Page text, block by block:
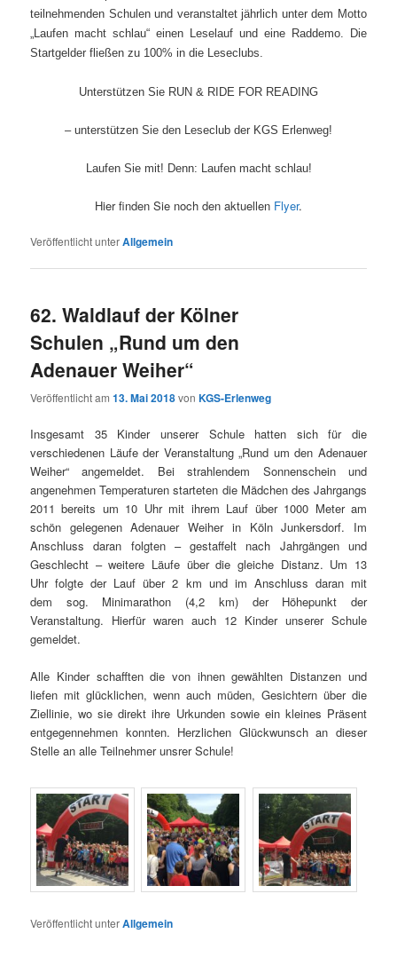
teilnehmenden Schulen und veranstaltet jährlich unter dem Motto
„Laufen macht schlau“ einen Leselauf und eine Raddemo. Die
Startgelder fließen zu 100% in die Leseclubs.
Unterstützen Sie RUN & RIDE FOR READING
– unterstützen Sie den Leseclub der KGS Erlenweg!
Laufen Sie mit! Denn: Laufen macht schlau!
Hier finden Sie noch den aktuellen Flyer.
Veröffentlicht unterAllgemein
62. Waldlauf der Kölner
Schulen „Rund um den
Adenauer Weiher“
Veröffentlicht am13. Mai 2018vonKGS-Erlenweg
Insgesamt 35 Kinder unserer Schule hatten sich für die
verschiedenen Läufe der Veranstaltung „Rund um den Adenauer
Weiher“ angemeldet. Bei strahlendem Sonnenschein und
angenehmen Temperaturen starteten die Mädchen des Jahrgangs
2011 bereits um 10 Uhr mit ihrem Lauf über 1000 Meter am
schön gelegenen Adenauer Weiher in Köln Junkersdorf. Im
Anschluss daran folgten – gestaffelt nach Jahrgängen und
Geschlecht – weitere Läufe über die gleiche Distanz. Um 13
Uhr folgte der Lauf über 2 km und im Anschluss daran mit
dem sog. Minimarathon (4,2 km) der Höhepunkt der
Veranstaltung. Hierfür waren auch 12 Kinder unserer Schule
gemeldet.
Alle Kinder schafften die von ihnen gewählten Distanzen und
liefen mit glücklichen, wenn auch müden, Gesichtern über die
Ziellinie, wo sie direkt ihre Urkunden sowie ein kleines Präsent
entgegennehmen konnten. Herzlichen Glückwunsch an dieser
Stelle an alle Teilnehmer unsrer Schule!
Veröffentlicht unterAllgemein